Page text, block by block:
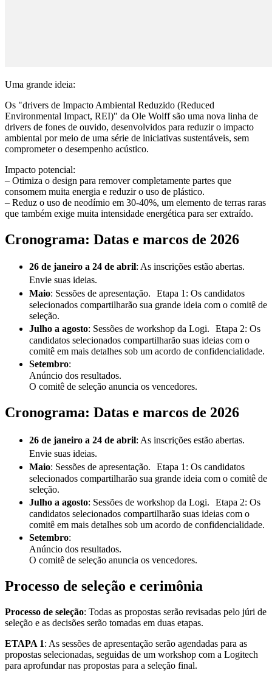
Uma grande ideia:
Os "drivers de Impacto Ambiental Reduzido (Reduced
Environmental Impact, REI)" da Ole Wolff são uma nova linha de
drivers de fones de ouvido, desenvolvidos para reduzir o impacto
ambiental por meio de uma série de iniciativas sustentáveis, sem
comprometer o desempenho acústico.
Impacto potencial:
– Otimiza o design para remover completamente partes que
consomem muita energia e reduzir o uso de plástico.
– Reduz o uso de neodímio em 30-40%, um elemento de terras raras
que também exige muita intensidade energética para ser extraído.
Cronograma: Datas e marcos de 2026
26 de janeiro a 24 de abril: As inscrições estão abertas.
Envie suas ideias.
Maio: Sessões de apresentação. Etapa 1: Os candidatos
selecionados compartilharão sua grande ideia com o comitê de
seleção.
Julho a agosto: Sessões de workshop da Logi. Etapa 2: Os
candidatos selecionados compartilharão suas ideias com o
comitê em mais detalhes sob um acordo de confidencialidade.
Setembro:
Anúncio dos resultados.
O comitê de seleção anuncia os vencedores.
Cronograma: Datas e marcos de 2026
26 de janeiro a 24 de abril: As inscrições estão abertas.
Envie suas ideias.
Maio: Sessões de apresentação. Etapa 1: Os candidatos
selecionados compartilharão sua grande ideia com o comitê de
seleção.
Julho a agosto: Sessões de workshop da Logi. Etapa 2: Os
candidatos selecionados compartilharão suas ideias com o
comitê em mais detalhes sob um acordo de confidencialidade.
Setembro:
Anúncio dos resultados.
O comitê de seleção anuncia os vencedores.
Processo de seleção e cerimônia
Processo de seleção: Todas as propostas serão revisadas pelo júri de
seleção e as decisões serão tomadas em duas etapas.
ETAPA 1: As sessões de apresentação serão agendadas para as
propostas selecionadas, seguidas de um workshop com a Logitech
para aprofundar nas propostas para a seleção final.